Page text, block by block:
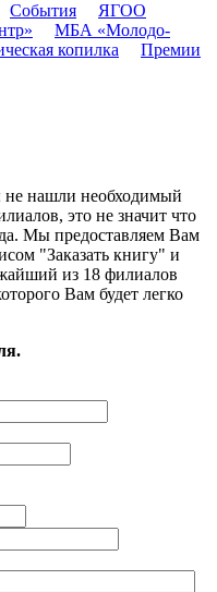
События
ЯГОО
МБА «Молодо-
копилка
Премии
не нашли необходимый
это не значит что
Мы предоставляем Вам
"Заказать книгу" и
из 18 филиалов
Вам будет легко